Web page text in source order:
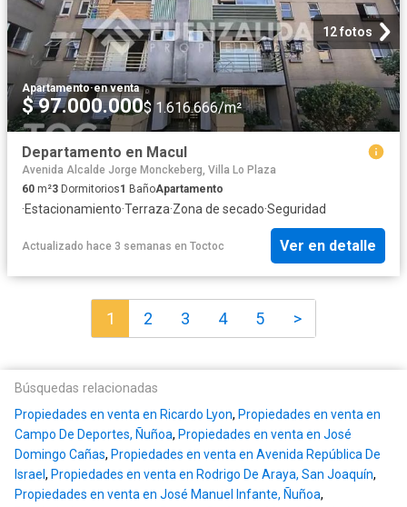
12 fotos
Apartamento·en venta
$ 97.000.000$ 1.616.666/m²
Departamento en Macul
Avenida Alcalde Jorge Monckeberg, Villa Lo Plaza
60 m²3 Dormitorios1 BañoApartamento
·Estacionamiento·Terraza·Zona de secado·Seguridad
Actualizado hace 3 semanas en Toctoc Ver en detalle
1 2 3 4 5 >
Búsquedas relacionadas
Propiedades en venta en Ricardo Lyon, Propiedades en venta en
Campo De Deportes, Ñuñoa, Propiedades en venta en José
Domingo Cañas, Propiedades en venta en Avenida República De
Israel , Propiedades en venta en Rodrigo De Araya, San Joaquín,
Propiedades en venta en José Manuel Infante, Ñuñoa,